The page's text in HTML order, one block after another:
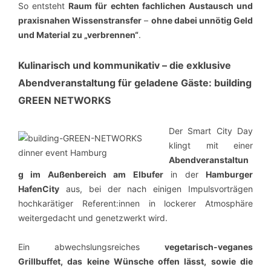
So entsteht Raum für echten fachlichen Austausch und
praxisnahen Wissenstransfer – ohne dabei unnötigGeld
und Material zu „verbrennen“.
Kulinarisch und kommunikativ – die exklusive
Abendveranstaltung für geladene Gäste: building
GREEN NETWORKS
Der Smart City Day
klingt mit einer
Abendveranstaltun
g im Außenbereich am Elbuferin der Hamburger
HafenCity aus, bei der nach einigen Impulsvorträgen
hochkarätiger Referent:innen in lockerer Atmosphäre
weitergedacht und genetzwerkt wird.
Ein abwechslungsreiches vegetarisch-veganes
Grillbuffet, das keine Wünsche offen lässt, sowie die